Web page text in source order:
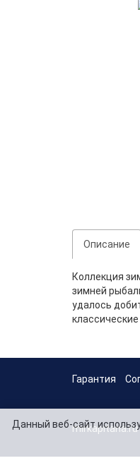
Описание
Коллекция
зимней
удалось
Гарантия
Данный веб-сайт